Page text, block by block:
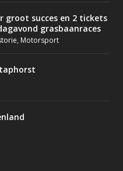
groot succes en 2 tickets
grasbaanraces
, Motorsport